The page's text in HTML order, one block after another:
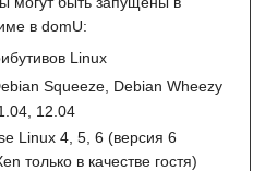
в domU:
Linux
Squeeze, Debian Wheezy
12.04
Linux 4, 5, 6 (версия 6
только в качестве гостя)